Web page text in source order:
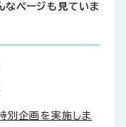
なページも見ていま
企画を実施しま